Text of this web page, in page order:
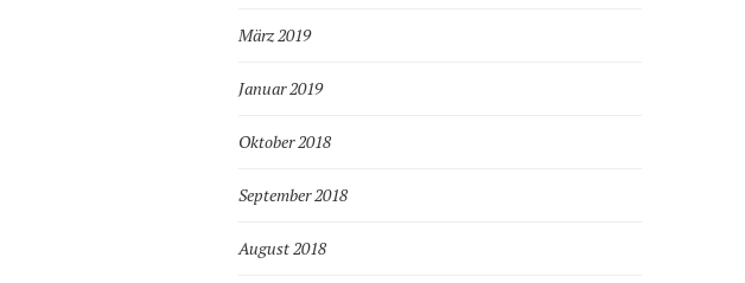
März 2019
Januar 2019
Oktober 2018
September 2018
August 2018